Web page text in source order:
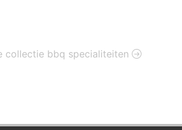
collectie bbq specialiteiten